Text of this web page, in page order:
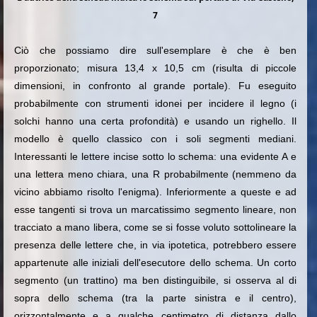
7
Ciò che possiamo dire sull'esemplare è che è ben
proporzionato; misura 13,4 x 10,5 cm (risulta di piccole
dimensioni, in confronto al grande portale). Fu eseguito
probabilmente con strumenti idonei per incidere il legno (i
solchi hanno una certa profondità) e usando un righello. Il
modello è quello classico con i soli segmenti mediani.
Interessanti le lettere incise sotto lo schema: una evidente A e
una lettera meno chiara, una R probabilmente (nemmeno da
vicino abbiamo risolto l'enigma). Inferiormente a queste e ad
esse tangenti si trova un marcatissimo segmento lineare, non
tracciato a mano libera, come se si fosse voluto sottolineare la
presenza delle lettere che, in via ipotetica, potrebbero essere
appartenute alle iniziali dell'esecutore dello schema. Un corto
segmento (un trattino) ma ben distinguibile, si osserva al di
sopra dello schema (tra la parte sinistra e il centro),